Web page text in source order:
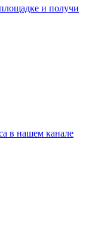
и получи
в нашем канале